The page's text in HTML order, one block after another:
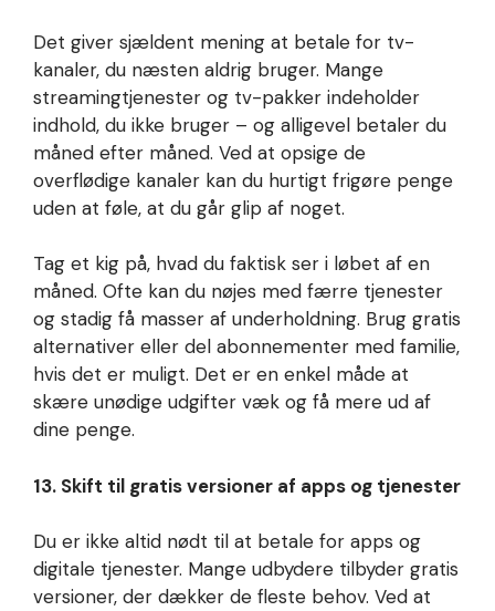
Det giver sjældent mening at betale for tv-
kanaler, du næsten aldrig bruger. Mange
streamingtjenester og tv-pakker indeholder
indhold, du ikke bruger – og alligevel betaler du
måned efter måned. Ved at opsige de
overflødige kanaler kan du hurtigt frigøre penge
uden at føle, at du går glip af noget.
Tag et kig på, hvad du faktisk ser i løbet af en
måned. Ofte kan du nøjes med færre tjenester
og stadig få masser af underholdning. Brug gratis
alternativer eller del abonnementer med familie,
hvis det er muligt. Det er en enkel måde at
skære unødige udgifter væk og få mere ud af
dine penge.
13. Skift til gratis versioner af apps og tjenester
Du er ikke altid nødt til at betale for apps og
digitale tjenester. Mange udbydere tilbyder gratis
versioner, der dækker de fleste behov. Ved at